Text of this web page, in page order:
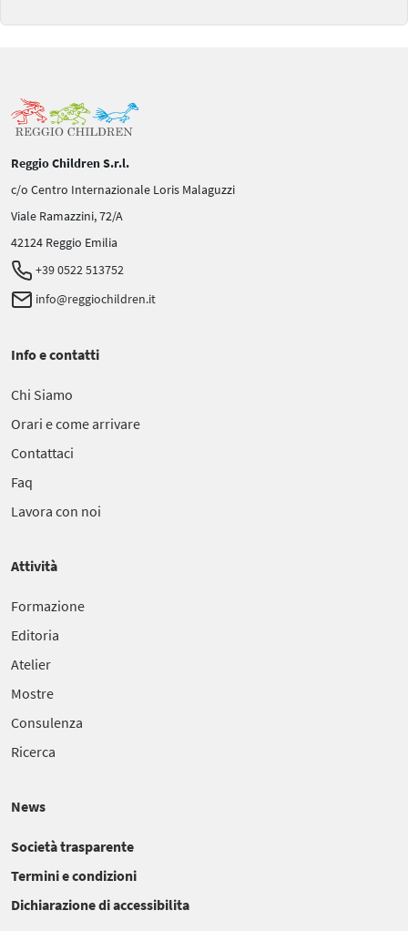
Reggio Children S.r.l.
c/o Centro Internazionale Loris Malaguzzi
Viale Ramazzini, 72/A
42124 Reggio Emilia
+39 0522 513752
info@reggiochildren.it
Info e contatti
Chi Siamo
Orari e come arrivare
Contattaci
Faq
Lavora con noi
Attività
Formazione
Editoria
Atelier
Mostre
Consulenza
Ricerca
News
Società trasparente
Termini e condizioni
Dichiarazione di accessibilita